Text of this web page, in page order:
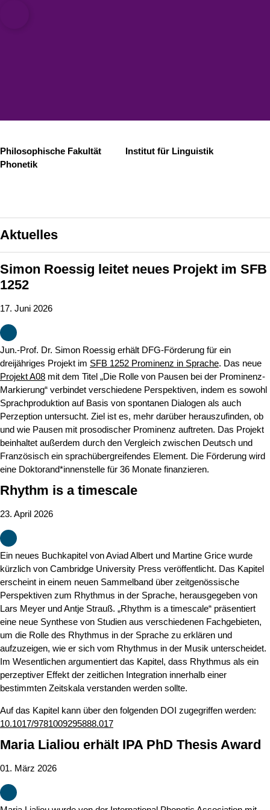
Philosophische Fakultät
Institut für Linguistik
Phonetik
Aktuelles
Simon Roessig leitet neues Projekt im SFB
1252
17. Juni 2026
Jun.-Prof. Dr. Simon Roessig erhält DFG-Förderung für ein
dreijähriges Projekt im SFB 1252 Prominenz in Sprache. Das neue
Projekt A08 mit dem Titel „Die Rolle von Pausen bei der Prominenz-
Markierung“ verbindet verschiedene Perspektiven, indem es sowohl
Sprachproduktion auf Basis von spontanen Dialogen als auch
Perzeption untersucht. Ziel ist es, mehr darüber herauszufinden, ob
und wie Pausen mit prosodischer Prominenz auftreten. Das Projekt
beinhaltet außerdem durch den Vergleich zwischen Deutsch und
Französisch ein sprachübergreifendes Element. Die Förderung wird
eine Doktorand*innenstelle für 36 Monate finanzieren.
Rhythm is a timescale
23. April 2026
Ein neues Buchkapitel von Aviad Albert und Martine Grice wurde
kürzlich von Cambridge University Press veröffentlicht. Das Kapitel
erscheint in einem neuen Sammelband über zeitgenössische
Perspektiven zum Rhythmus in der Sprache, herausgegeben von
Lars Meyer und Antje Strauß. „Rhythm is a timescale“ präsentiert
eine neue Synthese von Studien aus verschiedenen Fachgebieten,
um die Rolle des Rhythmus in der Sprache zu erklären und
aufzuzeigen, wie er sich vom Rhythmus in der Musik unterscheidet.
Im Wesentlichen argumentiert das Kapitel, dass Rhythmus als ein
perzeptiver Effekt der zeitlichen Integration innerhalb einer
bestimmten Zeitskala verstanden werden sollte.
Auf das Kapitel kann über den folgenden DOI zugegriffen werden:
10.1017/9781009295888.017
Maria Lialiou erhält IPA PhD Thesis Award
01. März 2026